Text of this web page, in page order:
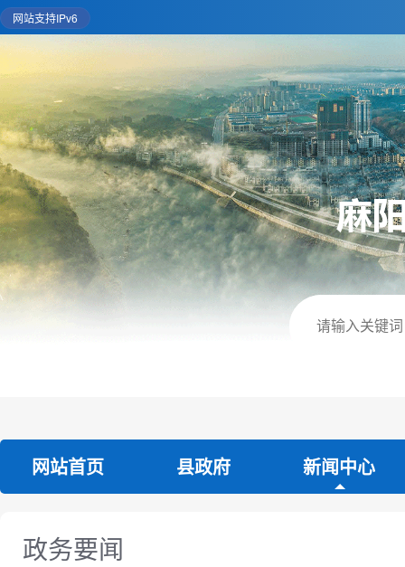
网站支持IPv6
网站首页 县政府 新闻中心
政务要闻